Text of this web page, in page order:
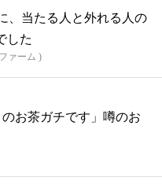
、当たる人と外れる人の
した
ァーム )
お茶ガチです」噂のお